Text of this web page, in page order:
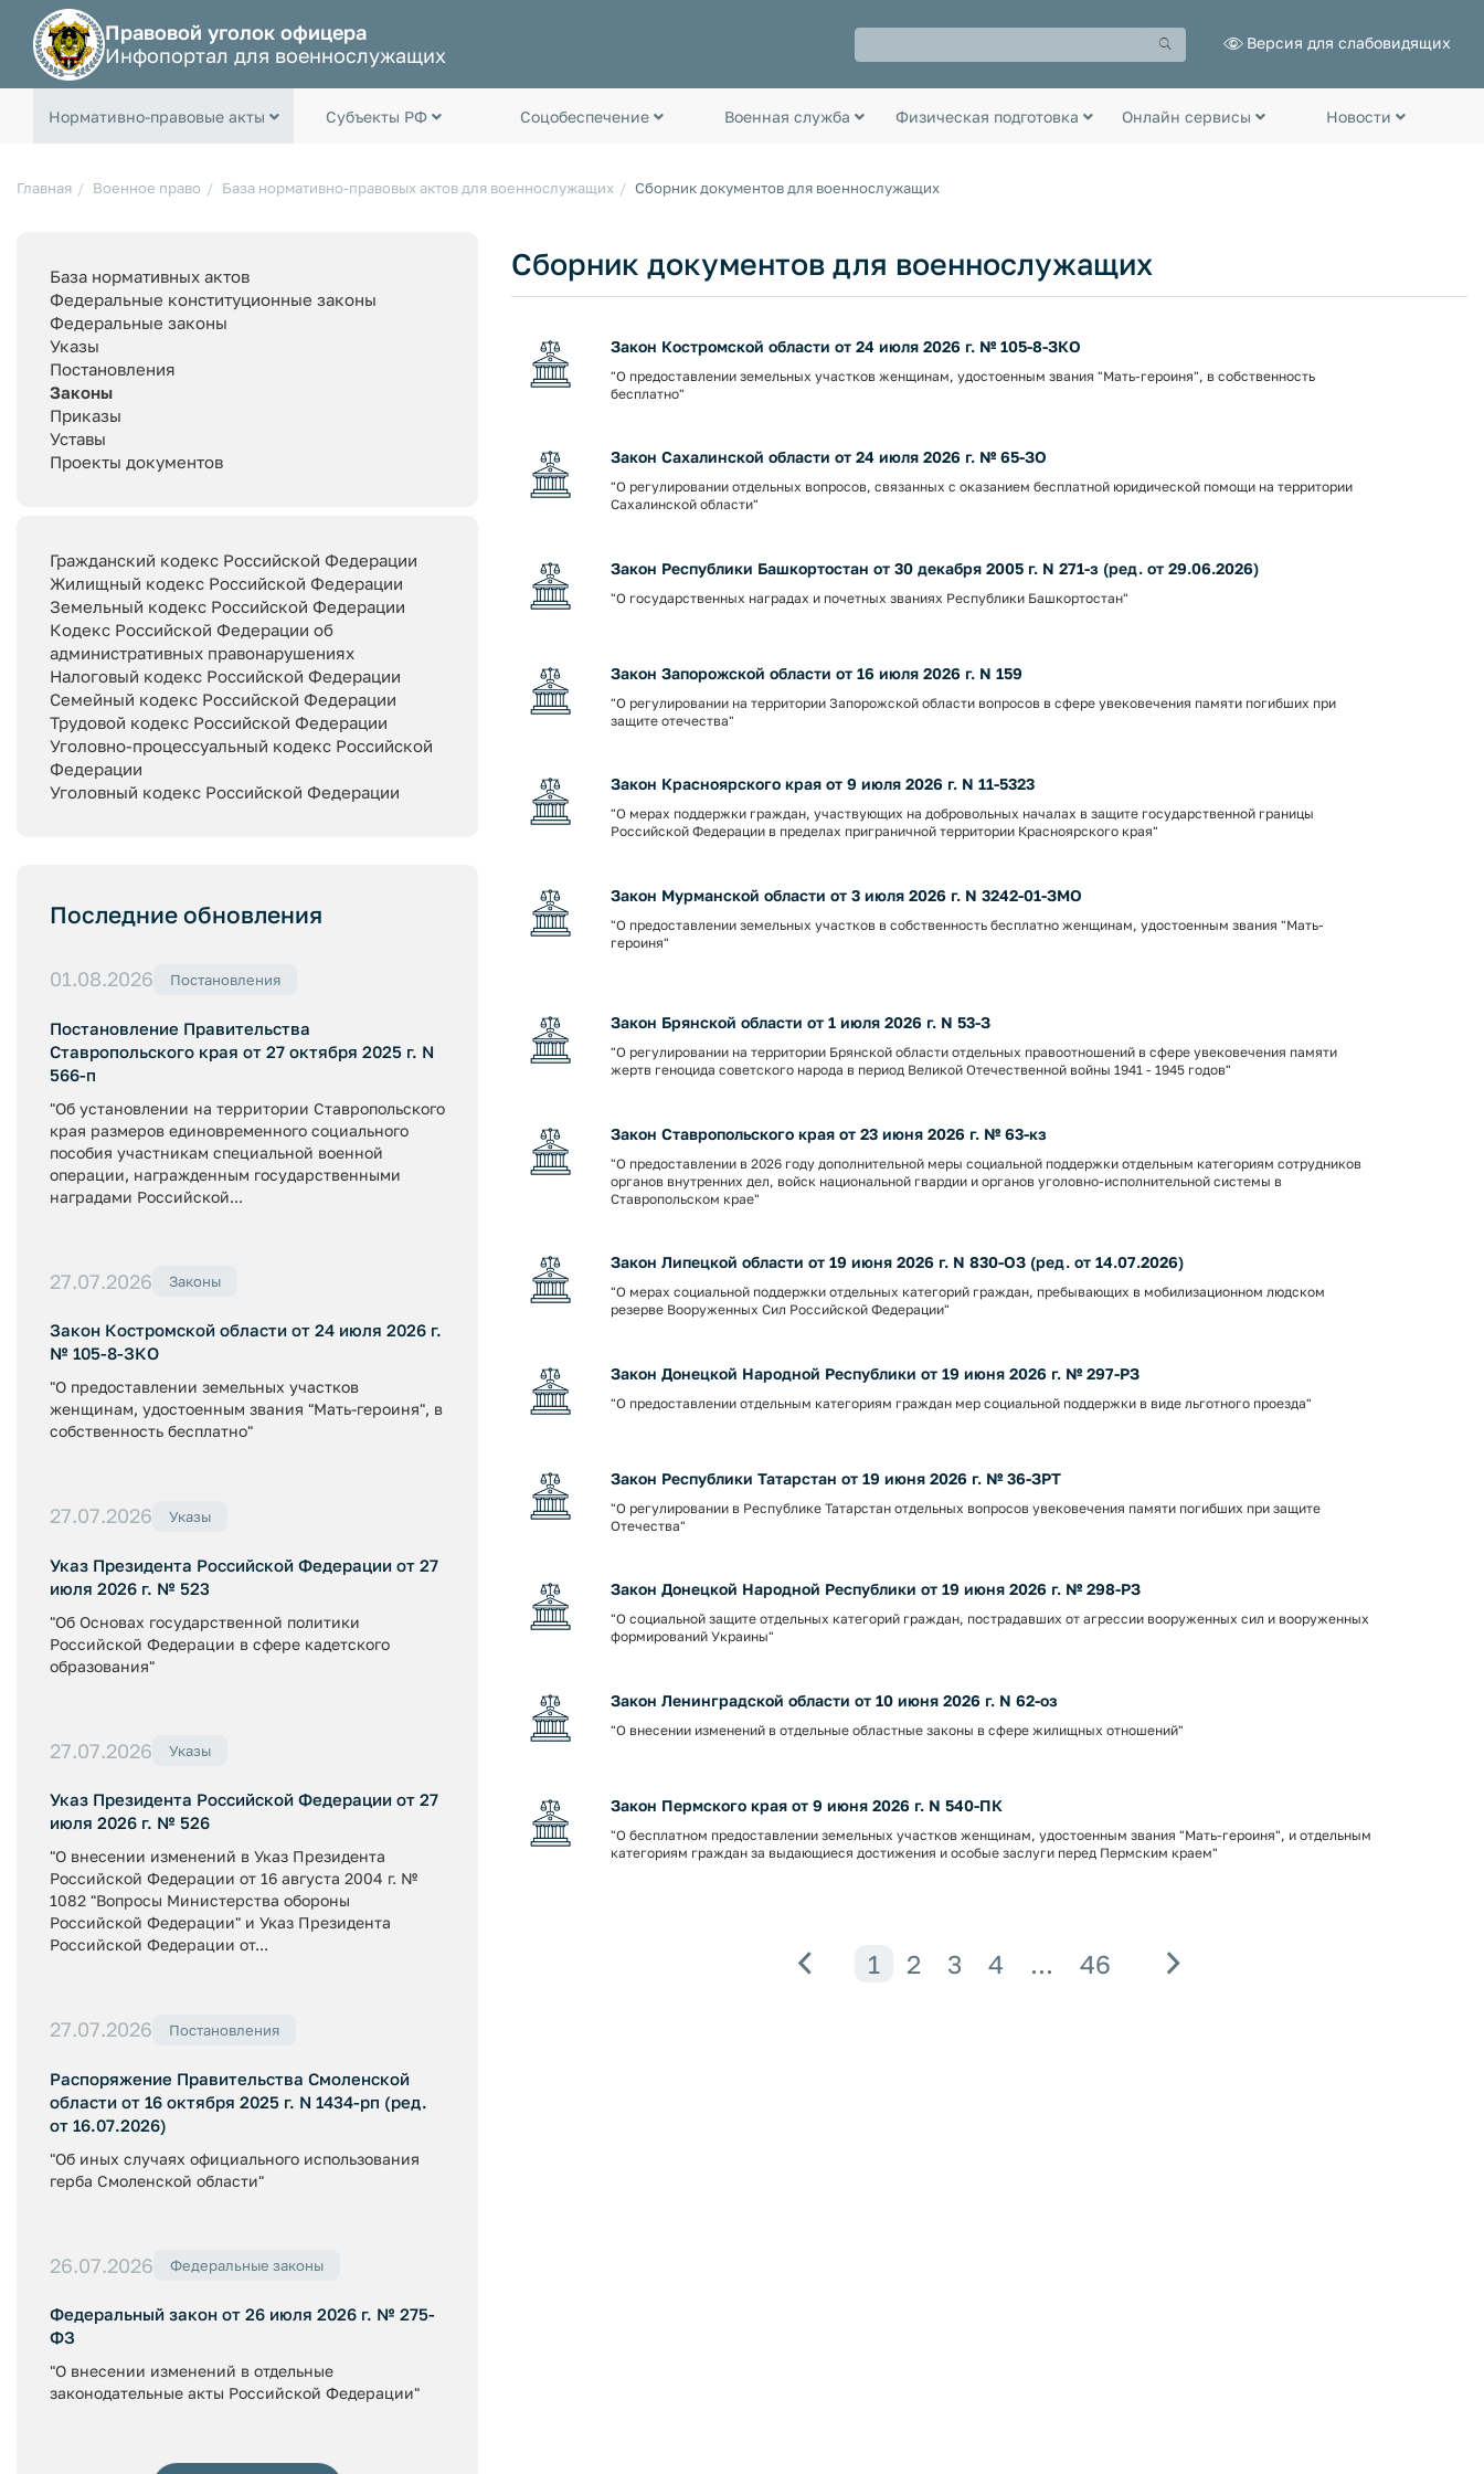
Правовой уголок офицера
Инфопортал для военнослужащих
Версия для слабовидящих
Нормативно-правовые акты Субъекты РФ Соцобеспечение Военная служба Физическая подготовка Онлайн сервисы Новости
Главная Военное право База нормативно-правовых актов для военнослужащих Сборник документов для военнослужащих
База нормативных актов
Федеральные конституционные законы
Федеральные законы
Указы
Постановления
Законы
Приказы
Уставы
Проекты документов
Гражданский кодекс Российской Федерации
Жилищный кодекс Российской Федерации
Земельный кодекс Российской Федерации
Кодекс Российской Федерации об
административных правонарушениях
Налоговый кодекс Российской Федерации
Семейный кодекс Российской Федерации
Трудовой кодекс Российской Федерации
Уголовно-процессуальный кодекс Российской
Федерации
Уголовный кодекс Российской Федерации
Последние обновления
01.08.2026 Постановления
Постановление Правительства
Ставропольского края от 27 октября 2025 г. N
566-п
"Об установлении на территории Ставропольского
края размеров единовременного социального
пособия участникам специальной военной
операции, награжденным государственными
наградами Российской...
27.07.2026 Законы
Закон Костромской области от 24 июля 2026 г.
№ 105-8-ЗКО
"О предоставлении земельных участков
женщинам, удостоенным звания "Мать-героиня", в
собственность бесплатно"
27.07.2026 Указы
Указ Президента Российской Федерации от 27
июля 2026 г. № 523
"Об Основах государственной политики
Российской Федерации в сфере кадетского
образования"
27.07.2026 Указы
Указ Президента Российской Федерации от 27
июля 2026 г. № 526
"О внесении изменений в Указ Президента
Российской Федерации от 16 августа 2004 г. №
1082 "Вопросы Министерства обороны
Российской Федерации" и Указ Президента
Российской Федерации от...
27.07.2026 Постановления
Распоряжение Правительства Смоленской
области от 16 октября 2025 г. N 1434-рп (ред.
от 16.07.2026)
"Об иных случаях официального использования
герба Смоленской области"
26.07.2026 Федеральные законы
Федеральный закон от 26 июля 2026 г. № 275-
ФЗ
"О внесении изменений в отдельные
законодательные акты Российской Федерации"
Сборник документов для военнослужащих
Закон Костромской области от 24 июля 2026 г. № 105-8-ЗКО
"О предоставлении земельных участков женщинам, удостоенным звания "Мать-героиня", в собственность
бесплатно"
Закон Сахалинской области от 24 июля 2026 г. № 65-ЗО
"О регулировании отдельных вопросов, связанных с оказанием бесплатной юридической помощи на территории
Сахалинской области"
Закон Республики Башкортостан от 30 декабря 2005 г. N 271-з (ред. от 29.06.2026)
"О государственных наградах и почетных званиях Республики Башкортостан"
Закон Запорожской области от 16 июля 2026 г. N 159
"О регулировании на территории Запорожской области вопросов в сфере увековечения памяти погибших при
защите отечества"
Закон Красноярского края от 9 июля 2026 г. N 11-5323
"О мерах поддержки граждан, участвующих на добровольных началах в защите государственной границы
Российской Федерации в пределах приграничной территории Красноярского края"
Закон Мурманской области от 3 июля 2026 г. N 3242-01-ЗМО
"О предоставлении земельных участков в собственность бесплатно женщинам, удостоенным звания "Мать-
героиня"
Закон Брянской области от 1 июля 2026 г. N 53-З
"О регулировании на территории Брянской области отдельных правоотношений в сфере увековечения памяти
жертв геноцида советского народа в период Великой Отечественной войны 1941 - 1945 годов"
Закон Ставропольского края от 23 июня 2026 г. № 63-кз
"О предоставлении в 2026 году дополнительной меры социальной поддержки отдельным категориям сотрудников
органов внутренних дел, войск национальной гвардии и органов уголовно-исполнительной системы в
Ставропольском крае"
Закон Липецкой области от 19 июня 2026 г. N 830-ОЗ (ред. от 14.07.2026)
"О мерах социальной поддержки отдельных категорий граждан, пребывающих в мобилизационном людском
резерве Вооруженных Сил Российской Федерации"
Закон Донецкой Народной Республики от 19 июня 2026 г. № 297-РЗ
"О предоставлении отдельным категориям граждан мер социальной поддержки в виде льготного проезда"
Закон Республики Татарстан от 19 июня 2026 г. № 36-ЗРТ
"О регулировании в Республике Татарстан отдельных вопросов увековечения памяти погибших при защите
Отечества"
Закон Донецкой Народной Республики от 19 июня 2026 г. № 298-РЗ
"О социальной защите отдельных категорий граждан, пострадавших от агрессии вооруженных сил и вооруженных
формирований Украины"
Закон Ленинградской области от 10 июня 2026 г. N 62-оз
"О внесении изменений в отдельные областные законы в сфере жилищных отношений"
Закон Пермского края от 9 июня 2026 г. N 540-ПК
"О бесплатном предоставлении земельных участков женщинам, удостоенным звания "Мать-героиня", и отдельным
категориям граждан за выдающиеся достижения и особые заслуги перед Пермским краем"
Назад
1 2 3 4 ... 46 Вперед